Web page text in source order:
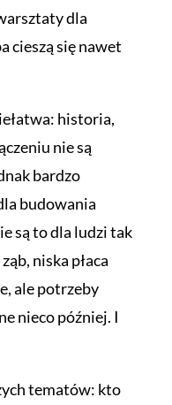
dla
cieszą się nawet
historia,
nie są
bardzo
budowania
są to dla ludzi tak
niska płaca
ale potrzeby
nieco później. I
tematów: kto